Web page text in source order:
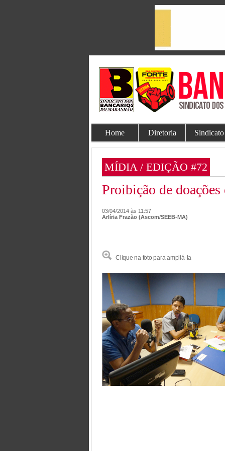
Home Diretoria Sindicato
MÍDIA / EDIÇÃO #72
Proibição de doações
03/04/2014 às 11:57
Arlíria Frazão (Ascom/SEEB-MA)
Clique na foto para ampliá-la